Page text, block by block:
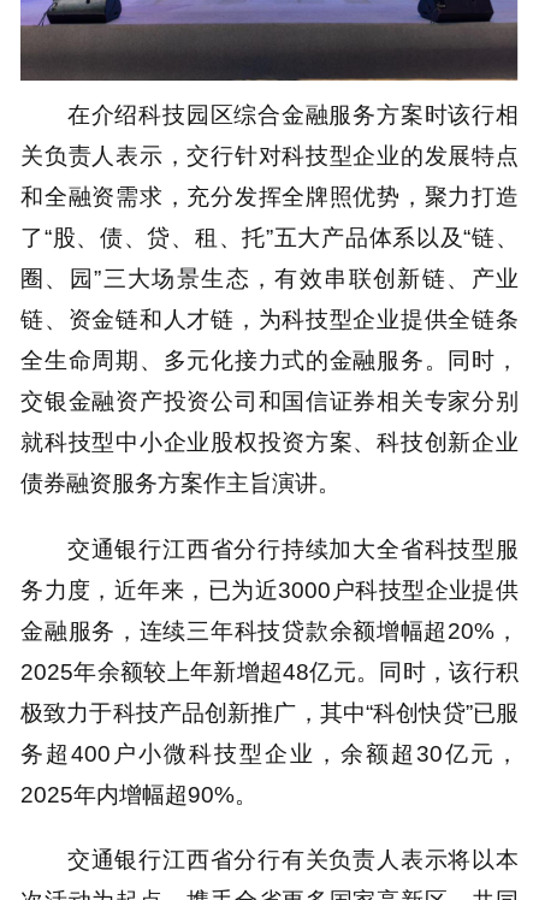
在介绍科技园区综合金融服务方案时该行相
关负责人表示，交行针对科技型企业的发展特点
和全融资需求，充分发挥全牌照优势，聚力打造
了“股、债、贷、租、托”五大产品体系以及“链、
圈、园”三大场景生态，有效串联创新链、产业
链、资金链和人才链，为科技型企业提供全链条
全生命周期、多元化接力式的金融服务。同时，
交银金融资产投资公司和国信证券相关专家分别
就科技型中小企业股权投资方案、科技创新企业
债券融资服务方案作主旨演讲。
交通银行江西省分行持续加大全省科技型服
务力度，近年来，已为近3000户科技型企业提供
金融服务，连续三年科技贷款余额增幅超20%，
2025年余额较上年新增超48亿元。同时，该行积
极致力于科技产品创新推广，其中“科创快贷”已服
务超400户小微科技型企业，余额超30亿元，
2025年内增幅超90%。
交通银行江西省分行有关负责人表示将以本